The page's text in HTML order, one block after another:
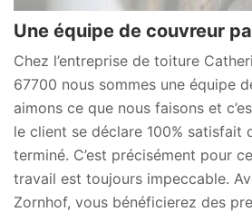
Une équipe de couvreur
Chez l’entreprise de toiture
67700 nous sommes une équipe
aimons ce que nous faisons et
le client se déclare 100% satisfait
terminé. C’est précisément pour
travail est toujours impeccable.
Zornhof, vous bénéficierez des